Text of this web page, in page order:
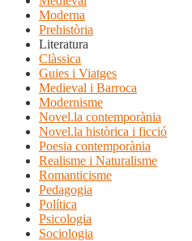
Moderna
Prehistòria
Literatura
Clàssica
Guies i Viatges
Medieval i Barroca
Modernisme
Novel.la contemporània
Novel.la històrica i ficció
Poesia contemporània
Realisme i Naturalisme
Romanticisme
Pedagogia
Política
Psicologia
Sociologia